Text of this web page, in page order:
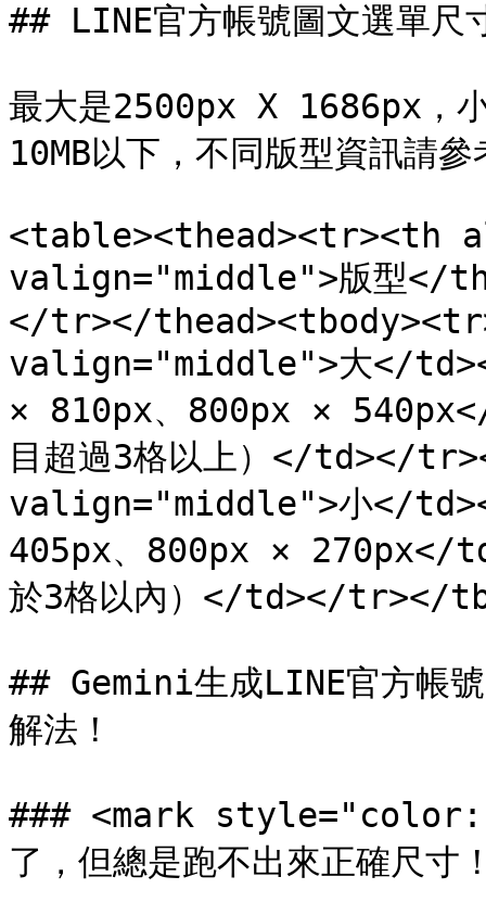
## LINE官方帳號圖文選單尺
最大是2500px X 1686px，
10MB以下，不同版型資訊請參
<table><thead><tr><th
valign="middle">版型</
</tr></
valign="middle">大</
× 810px、800px ×
目超過3格以上）</
valign="middle">小</
405px、800px × 270px</
於3格以內）</td></tr></
## Gemini生成LINE官方帳號
解法！
### <mark
了，但總是跑不出來正確尺寸